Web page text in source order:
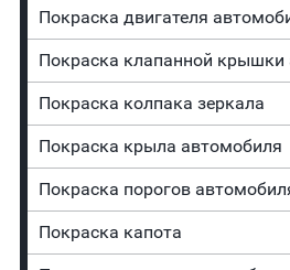
Покраска двигателя
Покраска клапанной крышки
Покраска колпака зеркала
Покраска крыла автомобиля
Покраска порогов
Покраска капота